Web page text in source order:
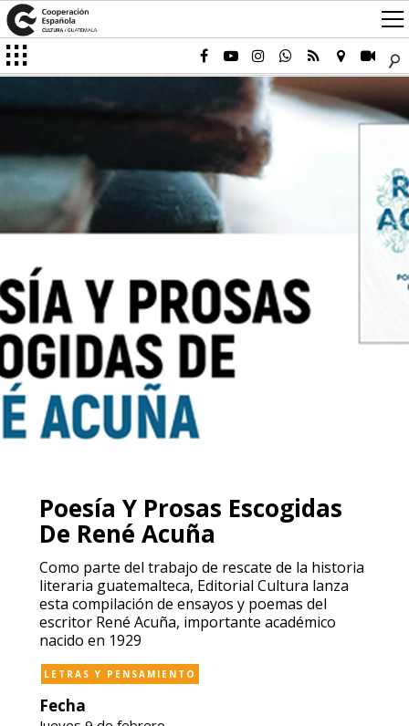
Poesía Y Prosas Escogidas
De René Acuña
Como parte del trabajo de rescate de la historia
literaria guatemalteca, Editorial Cultura lanza
esta compilación de ensayos y poemas del
escritor René Acuña, importante académico
nacido en 1929
LETRAS Y PENSAMIENTO
Fecha